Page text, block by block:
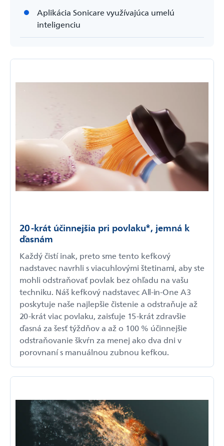
Aplikácia Sonicare využívajúca umelú
inteligenciu
20-krát účinnejšia pri povlaku*, jemná k
ďasnám
Každý čistí inak, preto sme tento kefkový
nadstavec navrhli s viacuhlovými štetinami, aby ste
mohli odstraňovať povlak bez ohľadu na vašu
techniku. Náš kefkový nadstavec All-in-One A3
poskytuje naše najlepšie čistenie a odstraňuje až
20-krát viac povlaku, zaisťuje 15-krát zdravšie
ďasná za šesť týždňov a až o 100 % účinnejšie
odstraňovanie škvŕn za menej ako dva dni v
porovnaní s manuálnou zubnou kefkou.